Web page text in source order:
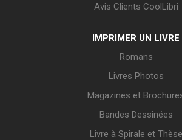
Avis Clients CoolLibri
IMPRIMER UN LIVRE
Romans
Livres Photos
Magazines et
Bandes Dessinées
Livre à Spirale et Thèse